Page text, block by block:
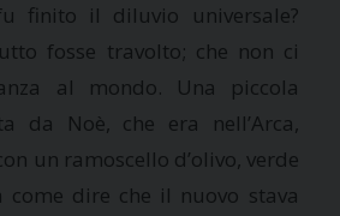
finito il diluvio universale?
fosse travolto; che non ci
al mondo. Una piccola
da Noè, che era nell’Arca,
un ramoscello d’olivo, verde
come dire che il nuovo stava